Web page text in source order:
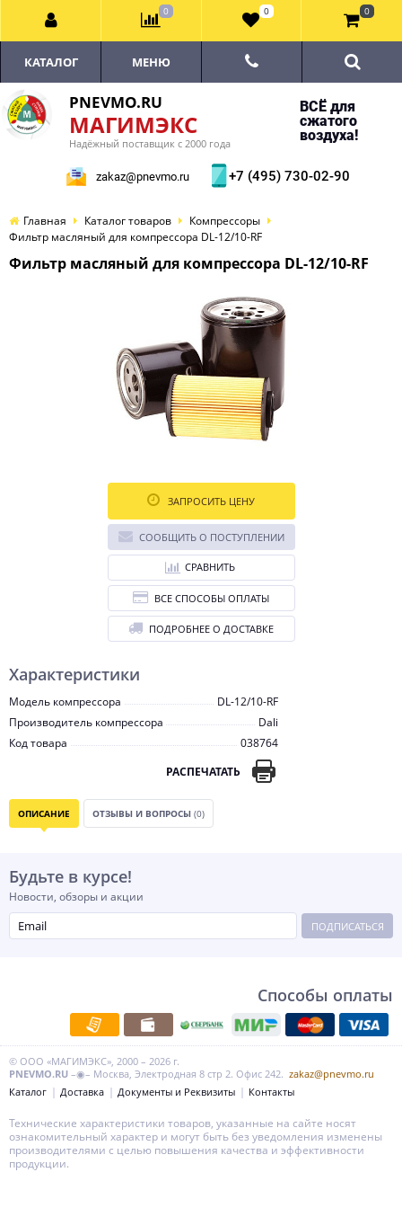
PNEVMO.RU
МАГИМЭКС
Надёжный поставщик с 2000 года
ВСЁ для
сжатого
воздуха!
zakaz@pnevmo.ru +7 (495) 730-02-90
КАТАЛОГ МЕНЮ
Главная Каталог товаров
Компрессоры
Фильтр масляный для компрессора DL-12/10-RF
Фильтр масляный для компрессора DL-12/10-RF
Характеристики
Модель компрессора
DL-12/10-RF
Производитель компрессора
Dali
Код товара
038764
РАСПЕЧАТАТЬ
ЗАПРОСИТЬ ЦЕНУ
СООБЩИТЬ О ПОСТУПЛЕНИИ
СРАВНИТЬ
ВСЕ СПОСОБЫ ОПЛАТЫ
ПОДРОБНЕЕ О ДОСТАВКЕ
ОПИСАНИЕ ОТЗЫВЫ И ВОПРОСЫ (0)
Будьте в курсе!
Новости, обзоры и акции
ПОДПИСАТЬСЯ
Способы оплаты
© ООО «МАГИМЭКС», 2000 – 2026 г.
PNEVMO.RU –◉– Москва, Электродная 8 стр 2. Офис 242. zakaz@pnevmo.ru
Каталог
Доставка Документы и Реквизиты Контакты
0 0 0
Технические характеристики товаров, указанные на сайте носят
ознакомительный характер и могут быть без уведомления изменены
производителями с целью повышения качества и эффективности
продукции.